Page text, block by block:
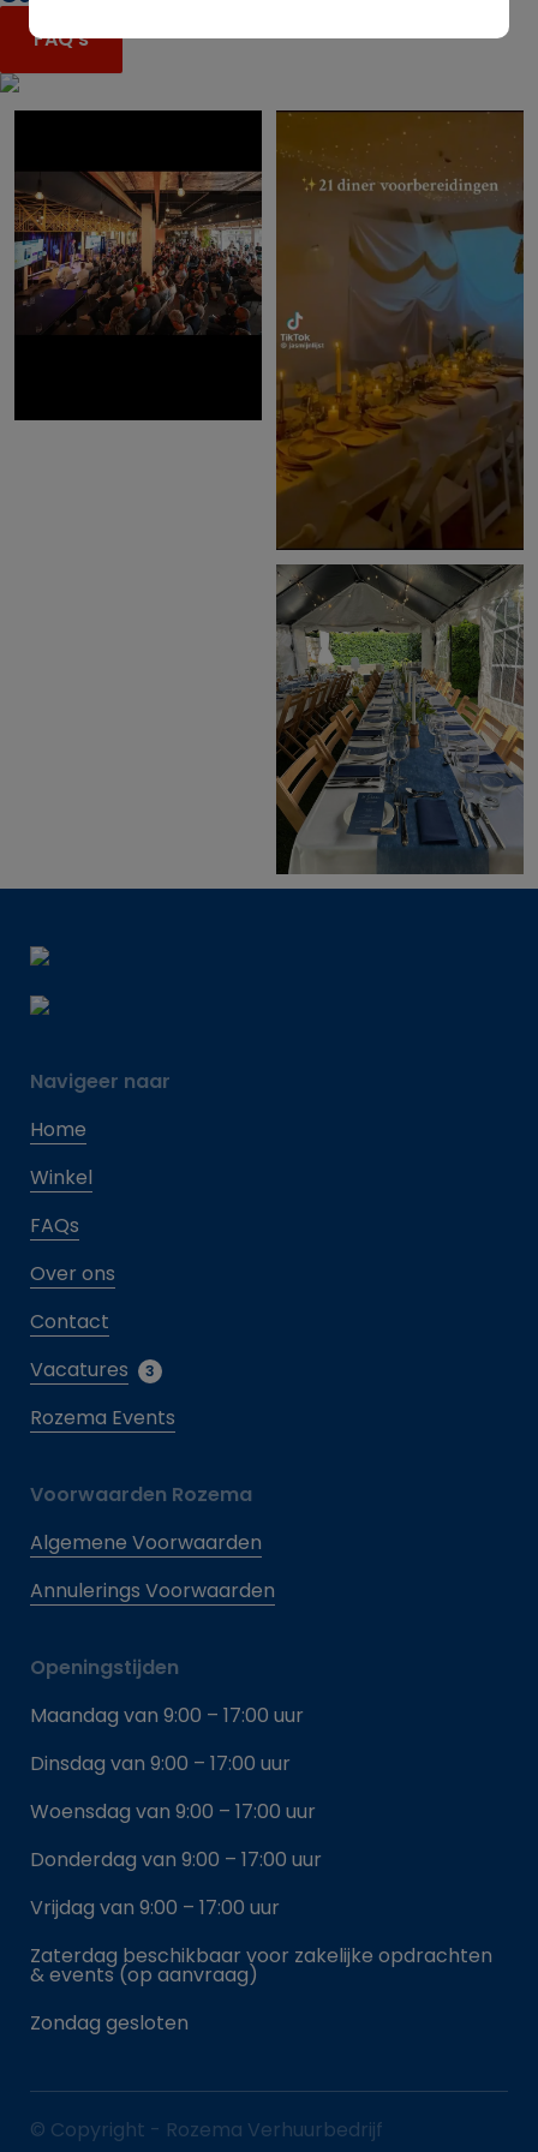
FAQ's
Navigeer naar
Home
Winkel
FAQs
Over ons
Contact
Vacatures
3
Rozema Events
Voorwaarden Rozema
Algemene Voorwaarden
Annulerings Voorwaarden
Openingstijden
Maandag van 9:00 – 17:00 uur
Dinsdag van 9:00 – 17:00 uur
Woensdag van 9:00 – 17:00 uur
Donderdag van 9:00 – 17:00 uur
Vrijdag van 9:00 – 17:00 uur
Zaterdag beschikbaar voor zakelijke opdrachten
& events (op aanvraag)
Zondag gesloten
© Copyright - Rozema Verhuurbedrijf